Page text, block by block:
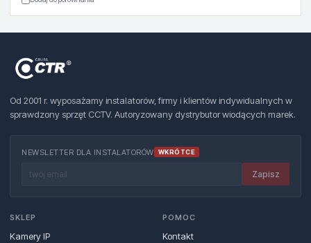
Od 2001 r. wyposażamy instalatorów, firmy i klientów indywidualnych w
sprawdzony sprzęt CCTV. Autoryzowany dystrybutor wiodących marek.
NEWSLETTER DLA INSTALATORÓW WKRÓTCE
Zapisz
SKLEP
Kamery IP
POMOC
Kontakt